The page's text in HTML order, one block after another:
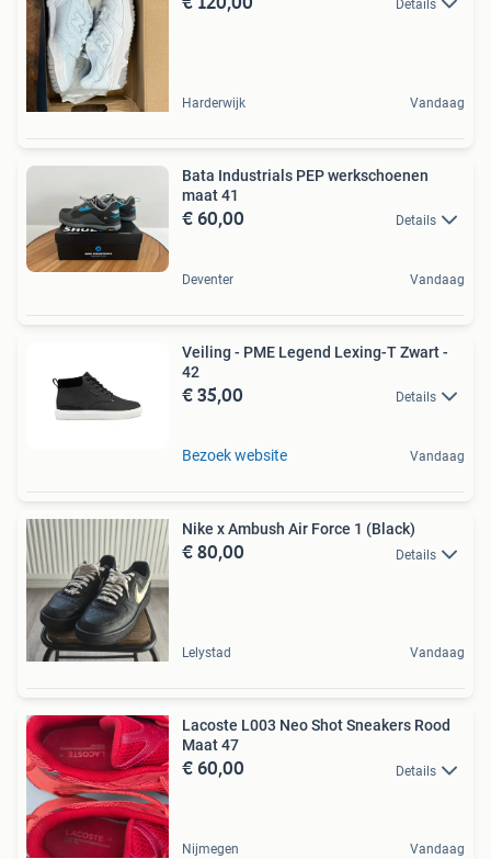
Details
Harderwijk Vandaag
Bata Industrials PEP werkschoenen
maat 41
€ 60,00 Details
Deventer Vandaag
Veiling - PME Legend Lexing-T Zwart -
42
€ 35,00 Details
Bezoek website Vandaag
Nike x Ambush Air Force 1 (Black)
€ 80,00 Details
Lelystad Vandaag
Lacoste L003 Neo Shot Sneakers Rood
Maat 47
€ 60,00 Details
Nijmegen Vandaag